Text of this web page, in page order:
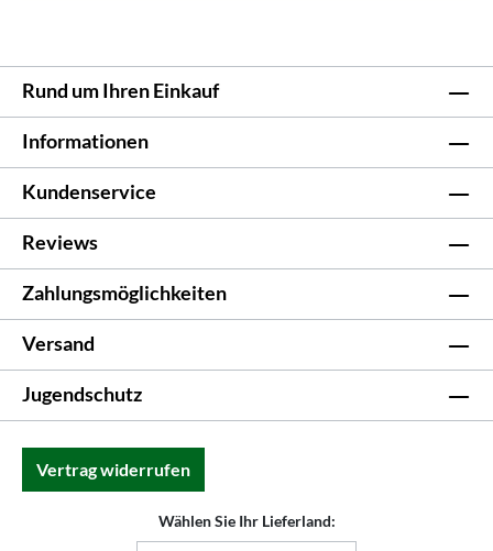
Rund um Ihren Einkauf
Informationen
Kundenservice
Reviews
Zahlungsmöglichkeiten
Versand
Jugendschutz
Vertrag widerrufen
Wählen Sie Ihr Lieferland: